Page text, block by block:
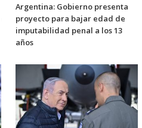
Argentina: Gobierno presenta
proyecto para bajar edad de
imputabilidad penal a los 13
años